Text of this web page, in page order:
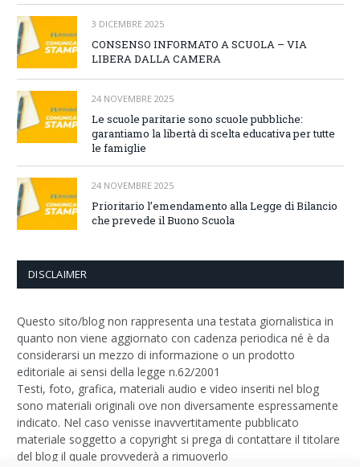
3 DICEMBRE 2025
CONSENSO INFORMATO A SCUOLA – VIA
LIBERA DALLA CAMERA
24 NOVEMBRE 2025
Le scuole paritarie sono scuole pubbliche:
garantiamo la libertà di scelta educativa per tutte
le famiglie
24 NOVEMBRE 2025
Prioritario l’emendamento alla Legge di Bilancio
che prevede il Buono Scuola
DISCLAIMER
Questo sito/blog non rappresenta una testata giornalistica in
quanto non viene aggiornato con cadenza periodica né è da
considerarsi un mezzo di informazione o un prodotto
editoriale ai sensi della legge n.62/2001
Testi, foto, grafica, materiali audio e video inseriti nel blog
sono materiali originali ove non diversamente espressamente
indicato. Nel caso venisse inavvertitamente pubblicato
materiale soggetto a copyright si prega di contattare il titolare
del blog il quale provvederà a rimuoverlo